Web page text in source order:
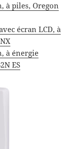
à piles, Oregon
écran LCD, à
à énergie
ES